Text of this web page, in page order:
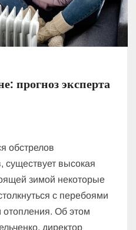
прогноз эксперта
обстрелов
существует высокая
зимой некоторые
с перебоями
отопления. Об этом
директор